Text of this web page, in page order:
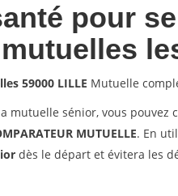
pour
59000 LILLE Mutuelle
mutuelle sénior, vous
MUTUELLE. En
dès le départ et évitera les